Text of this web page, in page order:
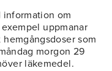
information om
uppmanar
som
morgon 29
läkemedel.